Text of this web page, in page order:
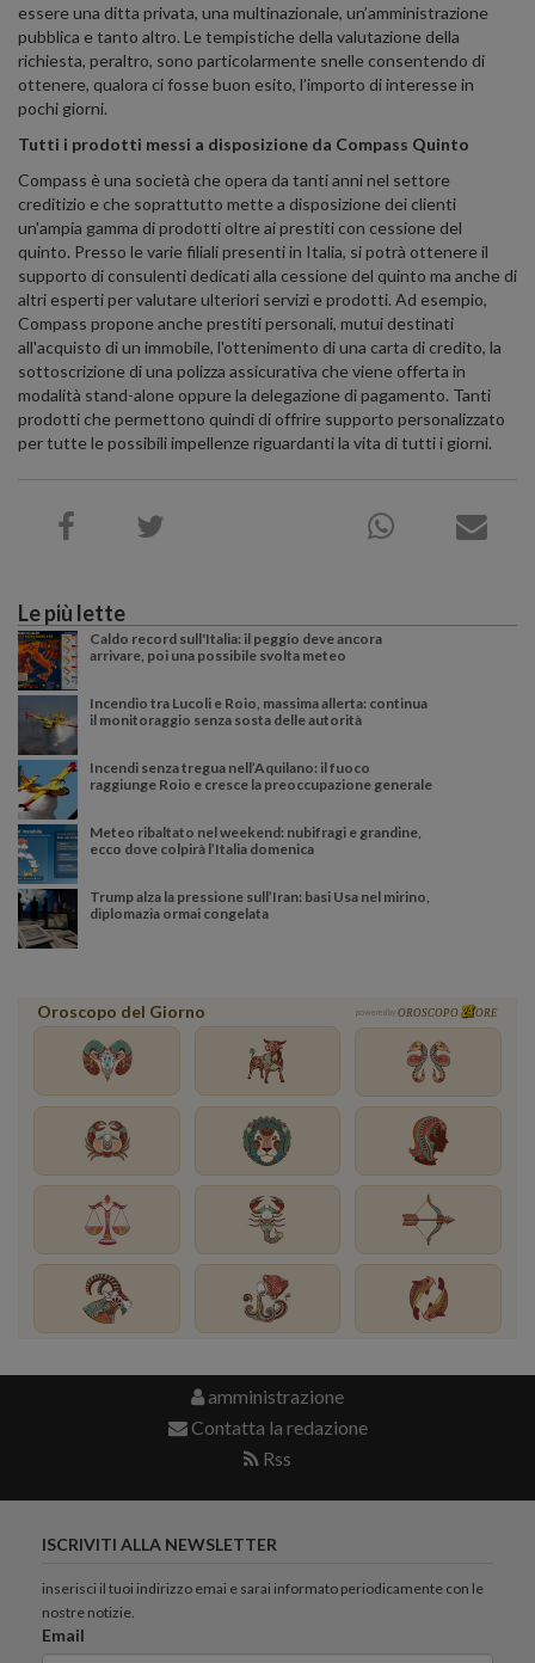
essere una ditta privata, una multinazionale, un’amministrazione
pubblica e tanto altro. Le tempistiche della valutazione della
richiesta, peraltro, sono particolarmente snelle consentendo di
ottenere, qualora ci fosse buon esito, l’importo di interesse in
pochi giorni.
Tutti i prodotti messi a disposizione da Compass Quinto
Compass è una società che opera da tanti anni nel settore
creditizio e che soprattutto mette a disposizione dei clienti
un'ampia gamma di prodotti oltre ai prestiti con cessione del
quinto. Presso le varie filiali presenti in Italia, si potrà ottenere il
supporto di consulenti dedicati alla cessione del quinto ma anche di
altri esperti per valutare ulteriori servizi e prodotti. Ad esempio,
Compass propone anche prestiti personali, mutui destinati
all'acquisto di un immobile, l'ottenimento di una carta di credito, la
sottoscrizione di una polizza assicurativa che viene offerta in
modalità stand-alone oppure la delegazione di pagamento. Tanti
prodotti che permettono quindi di offrire supporto personalizzato
per tutte le possibili impellenze riguardanti la vita di tutti i giorni.
Le più lette
Caldo record sull'Italia: il peggio deve ancora
arrivare, poi una possibile svolta meteo
Incendio tra Lucoli e Roio, massima allerta: continua
il monitoraggio senza sosta delle autorità
Incendi senza tregua nell’Aquilano: il fuoco
raggiunge Roio e cresce la preoccupazione generale
Meteo ribaltato nel weekend: nubifragi e grandine,
ecco dove colpirà l’Italia domenica
Trump alza la pressione sull’Iran: basi Usa nel mirino,
diplomazia ormai congelata
Oroscopo del Giorno powered by OROSCOPO ORE
amministrazione
Contatta la redazione
Rss
ISCRIVITI ALLA NEWSLETTER
inserisci il tuoi indirizzo emai e sarai informato periodicamente con le
nostre notizie.
Email